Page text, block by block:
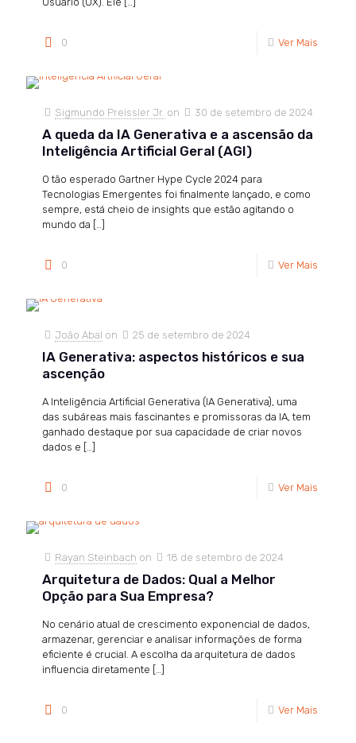
0 Ver Mais
Sigmundo Preissler Jr. on 30 de setembro de 2024
A queda da IA Generativa e a ascensão da
Inteligência Artificial Geral (AGI)
O tão esperado Gartner Hype Cycle 2024 para
Tecnologias Emergentes foi finalmente lançado, e como
sempre, está cheio de insights que estão agitando o
mundo da […]
0 Ver Mais
João Abal on 25 de setembro de 2024
IA Generativa: aspectos históricos e sua
ascenção
A Inteligência Artificial Generativa (IA Generativa), uma
das subáreas mais fascinantes e promissoras da IA, tem
ganhado destaque por sua capacidade de criar novos
dados e […]
0 Ver Mais
Rayan Steinbach on 18 de setembro de 2024
Arquitetura de Dados: Qual a Melhor
Opção para Sua Empresa?
No cenário atual de crescimento exponencial de dados,
armazenar, gerenciar e analisar informações de forma
eficiente é crucial. A escolha da arquitetura de dados
influencia diretamente […]
0 Ver Mais